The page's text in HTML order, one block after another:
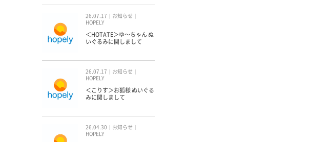
26.07.17
お知らせ
HOPELY
＜HOTATE＞ゆ〜ちゃん ぬ
いぐるみに関しまして
26.07.17
お知らせ
HOPELY
＜こりす＞お狐様 ぬいぐる
みに関しまして
26.04.30
お知らせ
HOPELY